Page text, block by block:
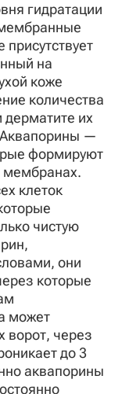
гидратации
на
коже
количества
дерматите их
Аквапорины —
формируют
мембранах.
клеток
чистую
они
которые
может
ворот, через
до 3
аквапорины